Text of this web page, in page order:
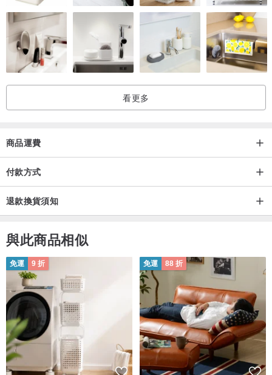
看更多
商品運費
付款方式
退款換貨須知
與此商品相似
免運 9 折 免運 88 折